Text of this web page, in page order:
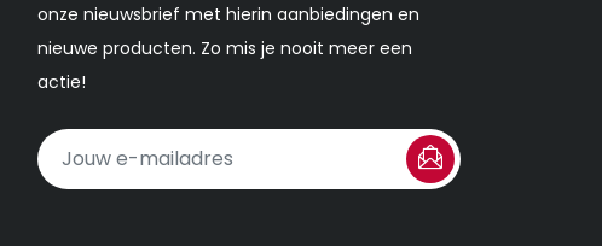
onze nieuwsbrief met hierin aanbiedingen en
nieuwe producten. Zo mis je nooit meer een
actie!